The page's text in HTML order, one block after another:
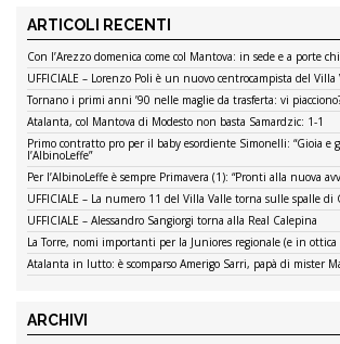
ARTICOLI RECENTI
Con l’Arezzo domenica come col Mantova: in sede e a porte
UFFICIALE – Lorenzo Poli è un nuovo centrocampista del Villa
Tornano i primi anni ’90 nelle maglie da trasferta: vi
Atalanta, col Mantova di Modesto non basta Samardzic: 1-1
Primo contratto pro per il baby esordiente Simonelli: “Gioia e
l’AlbinoLeffe”
Per l’AlbinoLeffe è sempre Primavera (1): “Pronti alla nuova
UFFICIALE – La numero 11 del Villa Valle torna sulle spalle di
UFFICIALE – Alessandro Sangiorgi torna alla Real Calepina
La Torre, nomi importanti per la Juniores regionale (e in ottica
Atalanta in lutto: è scomparso Amerigo Sarri, papà di mister
ARCHIVI